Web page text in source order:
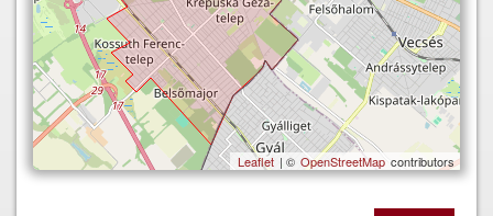
Leaflet | © OpenStreetMap contributors